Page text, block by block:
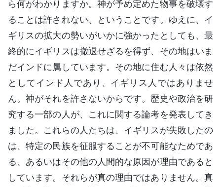
ら何がわかりますか。神が予め定めた物事を破壊す
ることは許されない、ということです。ゆえに、イ
ギリスの拡大の勢いがいかに強かったとしても、最
終的にイギリスは撤退せざるを得ず、その地はいま
だインドに属しています。その地に住む人々は依然
としてインド人であり、イギリス人ではありませ
ん。神がそれを許さないからです。歴史や政治を研
究する一部の人が、これに関する論考を発表してき
ました。これらの人たちは、イギリスが失敗したの
は、特定の民族を征服することが不可能なためであ
る、あるいはその他の人間的な原因が理由であると
しています。それらが真の理由ではありません。真